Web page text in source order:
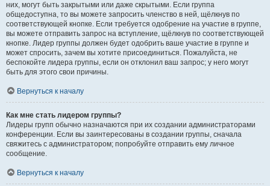
них, могут быть закрытыми или даже скрытыми. Если группа
общедоступна, то вы можете запросить членство в ней, щёлкнув по
соответствующей кнопке. Если требуется одобрение на участие в группе,
вы можете отправить запрос на вступление, щёлкнув по соответствующей
кнопке. Лидер группы должен будет одобрить ваше участие в группе и
может спросить, зачем вы хотите присоединиться. Пожалуйста, не
беспокойте лидера группы, если он отклонил ваш запрос; у него могут
быть для этого свои причины.
Вернуться к началу
Как мне стать лидером группы?
Лидеры групп обычно назначаются при их создании администраторами
конференции. Если вы заинтересованы в создании группы, сначала
свяжитесь с администратором; попробуйте отправить ему личное
сообщение.
Вернуться к началу